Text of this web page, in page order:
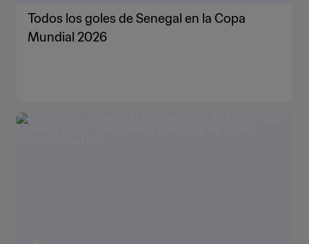
Todos los goles de Senegal en la Copa
Mundial 2026